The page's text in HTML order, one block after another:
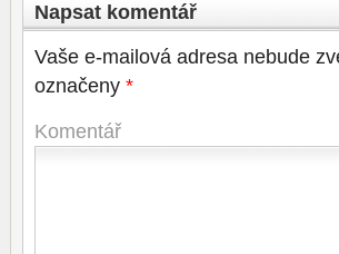
Napsat komentář
Vaše e-mailová adresa nebude
označeny *
Komentář